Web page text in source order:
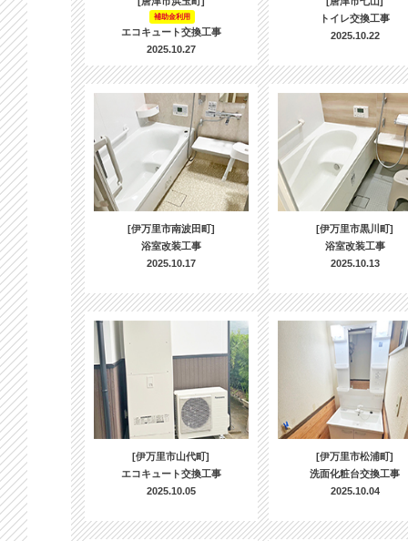
補助金利用
エコキュート交換工事
2025.10.27
トイレ交換工事
2025.10.22
[伊万里市南波田町]
浴室改装工事
2025.10.17
[伊万里市黒川町]
浴室改装工事
2025.10.13
[伊万里市山代町]
エコキュート交換工事
2025.10.05
[伊万里市松浦町]
洗面化粧台交換工事
2025.10.04